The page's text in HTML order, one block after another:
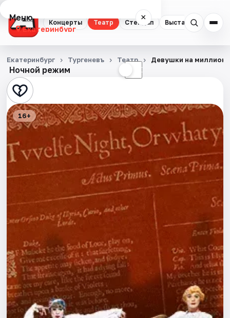
Концерты Театр Стендап Выставки
Меню ×
Екатеринбург
Концерты
Театр
Стендап
Выставки
Квесты
Экскурсии
События
Города
Площадки
Артисты
Ночной режим ☾
Екатеринбург Тургеневъ Театр Девушки на миллион
16+